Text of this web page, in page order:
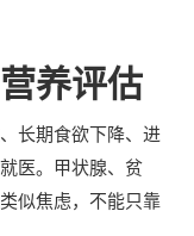
养评估
长期食欲下降、进
医。甲状腺、贫
似焦虑，不能只靠